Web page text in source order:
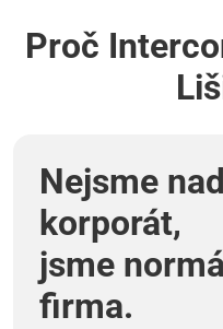
Proč
Nejsme
korporát,
jsme
firma.